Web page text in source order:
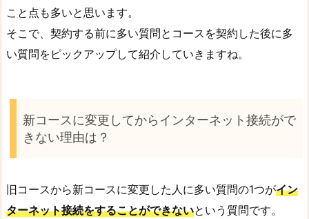
こと点も多いと思います。
そこで、契約する前に多い質問とコースを契約した後に多
い質問をピックアップして紹介していきますね。
新コースに変更してからインターネット接続がで
きない理由は？
旧コースから新コースに変更した人に多い質問の1つがイン
ターネット接続をすることができないという質問です。